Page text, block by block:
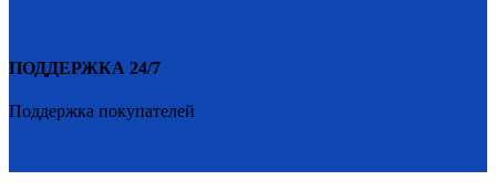
ПОДДЕРЖКА 24/7
Поддержка покупателей